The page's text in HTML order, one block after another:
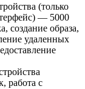
(только
— 5000
создание образа,
удаленных
работа с